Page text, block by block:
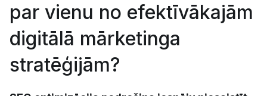
par vienu no efektīvākajām
digitālā mārketinga
stratēģijām?